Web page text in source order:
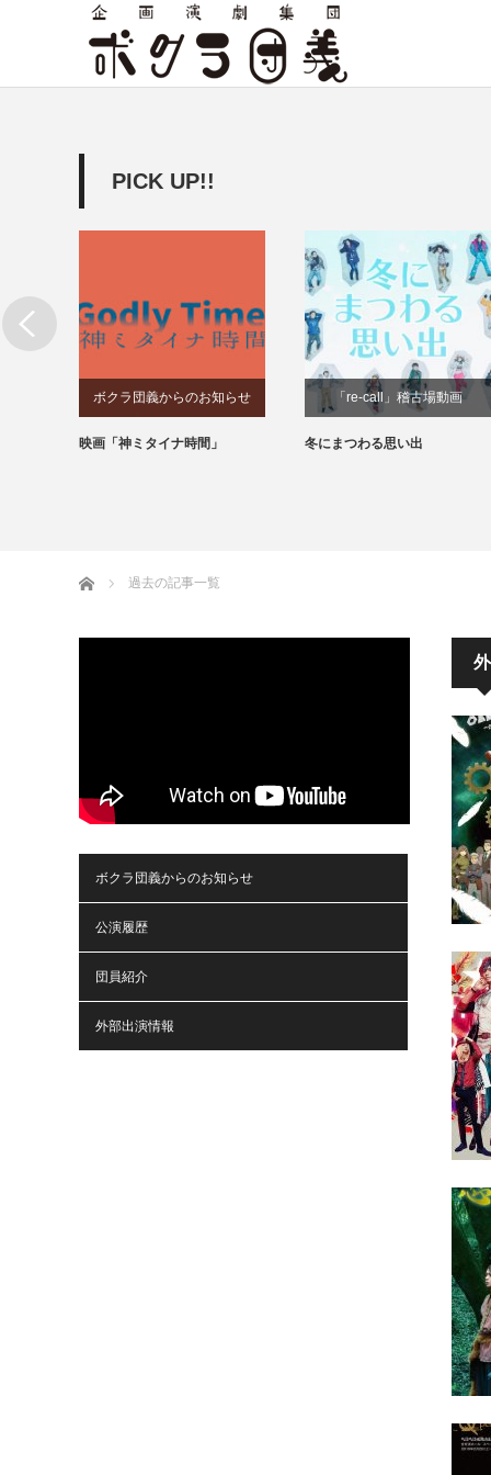
PICK UP!!
ボクラ団義からのお知らせ
映画「神ミタイナ時間」
「re-call」稽古場動画
冬にまつわる思い出
ホーム 過去の記事一覧
ボクラ団義からのお知らせ
公演履歴
団員紹介
外部出演情報